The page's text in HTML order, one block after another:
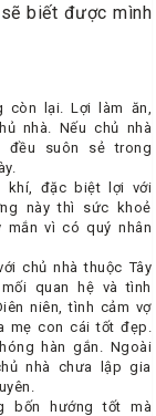
biết được mình
lại. Lợi làm ăn,
nhà. Nếu chủ nhà
đều suôn sẻ trong
khí, đặc biệt lợi với
này thì sức khoẻ
mắn vì có quý nhân
chủ nhà thuộc Tây
quan hệ và tình
niên, tình cảm vợ
mẹ con cái tốt đẹp.
hàn gắn. Ngoài
nhà chưa lập gia
bốn hướng tốt mà